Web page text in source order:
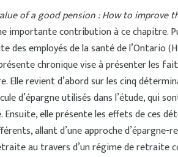
of a good pension : How to improve
importante contribution à ce chapitre.
des employés de la santé de l’Ontario
chronique vise à présenter les
Elle revient d’abord sur les cinq
d’épargne utilisés dans l’étude, qui
elle présente les effets de ces
allant d’une approche
au travers d’un régime de retraite